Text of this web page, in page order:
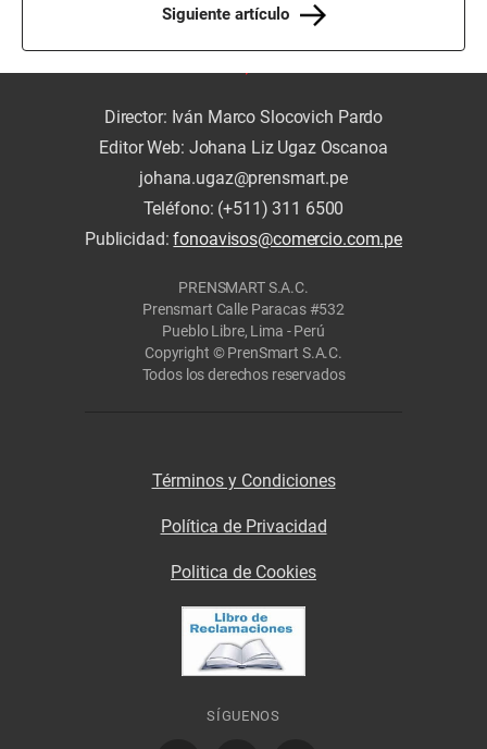
Siguiente artículo
Director: Iván Marco Slocovich Pardo
Editor Web: Johana Liz Ugaz Oscanoa
johana.ugaz@prensmart.pe
Teléfono: (+511) 311 6500
Publicidad:fonoavisos@comercio.com.pe
PRENSMART S.A.C.
Prensmart Calle Paracas #532
Pueblo Libre, Lima - Perú
Copyright © PrenSmart S.A.C.
Todos los derechos reservados
Términos y Condiciones
Política de Privacidad
Politica de Cookies
SÍGUENOS